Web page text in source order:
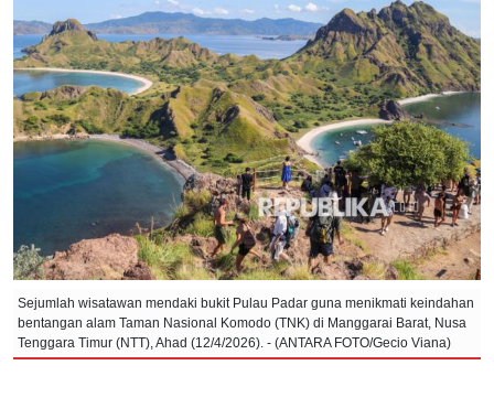
Sejumlah wisatawan mendaki bukit Pulau Padar guna menikmati keindahan
bentangan alam Taman Nasional Komodo (TNK) di Manggarai Barat, Nusa
Tenggara Timur (NTT), Ahad (12/4/2026). - (ANTARA FOTO/Gecio Viana)